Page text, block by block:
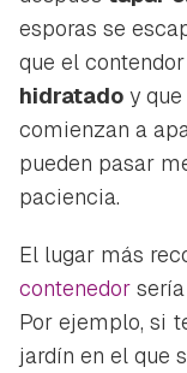
esporas se
que el
hidratado y
comienzan a
pueden pasar
paciencia.
El lugar más
contenedor
Por ejemplo, si
jardín en el que